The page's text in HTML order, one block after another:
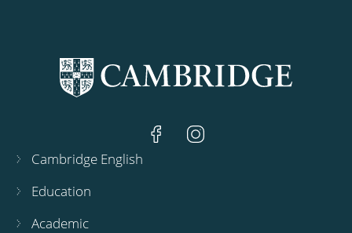
Cambridge English
Education
Academic